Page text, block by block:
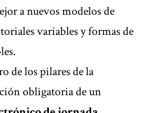
a nuevos modelos de
variables y formas de
de los pilares de la
obligatoria de un